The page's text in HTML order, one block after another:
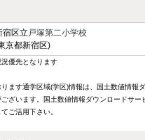
宿区立 戸塚第二小学校
京都新宿区)
優先となります
ます通学区域(学区)情報は、国土数値情
ざいます。国土数値情報ダウンロードサ
ご活用下さい。